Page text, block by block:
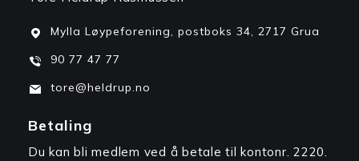
Mylla Løypeforening, postboks 34, 2717 Grua
90 77 47 77
tore@heldrup.no
Betaling
Du kan bli medlem ved å betale til kontonr. 2220.